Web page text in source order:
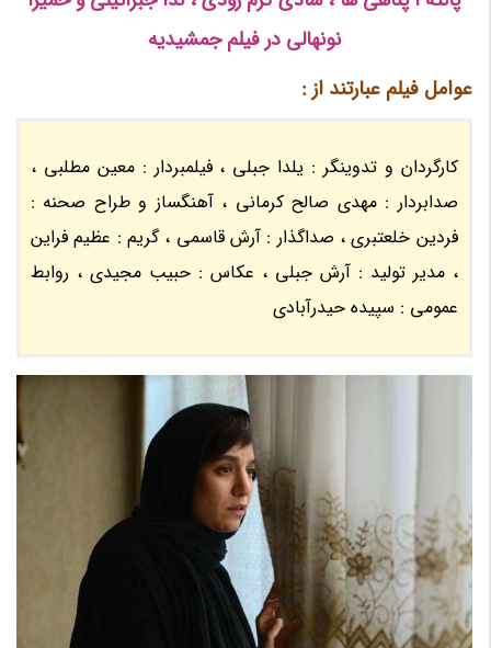
نونهالی در فیلم جمشیدیه
عوامل فیلم عبارتند از :
کارگردان و تدوینگر : یلدا جبلی ، فیلمبردار : معین مطلبی ،
صدابردار : مهدی صالح کرمانی ، آهنگساز و طراح صحنه :
فردین خلعتبری ، صداگذار : آرش قاسمی ، گریم : عظیم فراین
، مدیر تولید : آرش جبلی ، عکاس : حبیب مجیدی ، روابط
عمومی : سپیده حیدرآبادی